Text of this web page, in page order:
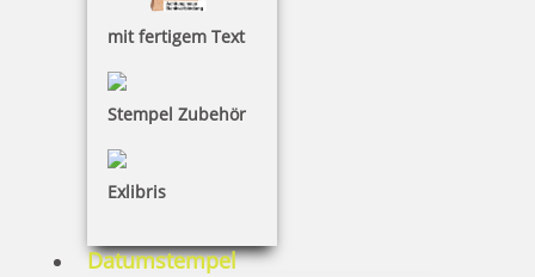
mit fertigem Text
Stempel Zubehör
Exlibris
Datumstempel